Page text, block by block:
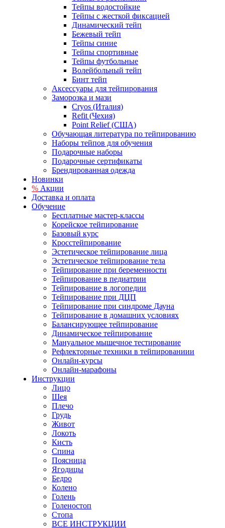
Тейпы водостойкие
Тейпы с жесткой фиксацией
Динамический тейп
Бежевый тейп
Тейпы синие
Тейпы спортивные
Тейпы футбольные
Волейбольный тейп
Бинт тейп
Аксессуары для тейпирования
Заморозка и мази
Cryos (Италия)
Refit (Чехия)
Point Relief (США)
Обучающая литература по тейпированию
Наборы тейпов для обучения
Подарочные наборы
Подарочные сертификаты
Брендированная одежда
Новинки
% Акции
Доставка и оплата
Обучение
Бесплатные мастер-классы
Корейское тейпирование
Базовый курс
Кросстейпирование
Эстетическое тейпирование лица
Эстетическое тейпирование тела
Тейпирование при беременности
Тейпирование в педиатрии
Тейпирование в логопедии
Тейпирование при ДЦП
Тейпирование при синдроме Дауна
Тейпирование в домашних условиях
Балансирующее тейпирование
Динамическое тейпирование
Мануальное мышечное тестирование
Рефлекторные техники в тейпированиии
Онлайн-курсы
Онлайн-марафоны
Инструкции
Лицо
Шея
Плечо
Грудь
Живот
Локоть
Кисть
Спина
Поясница
Ягодицы
Бедро
Колено
Голень
Голеностоп
Стопа
ВСЕ ИНСТРУКЦИИ